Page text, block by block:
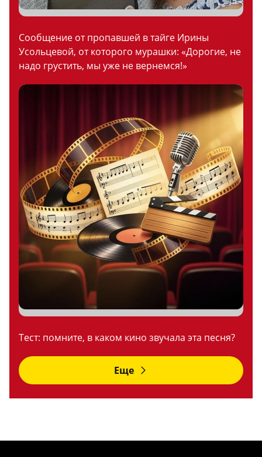
Сообщение от пропавшей в тайге Ирины
Усольцевой, от которого мурашки: «Дорогие, не
надо грустить, мы уже не вернемся!»
Тест: помните, в каком кино звучала эта песня?
Еще